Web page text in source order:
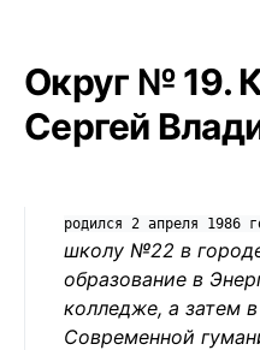
Округ № 19.
Сергей
родился 2 апреля 1986
школу №22 в
образование в
колледже, а затем
Современной